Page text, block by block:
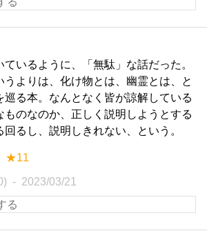
ているように、「無駄」な話だった。
うよりは、化け物とは、幽霊とは、と
巡る本。なんとなく皆が諒解している
ものなのか、正しく説明しようとする
回るし、説明しきれない、という。
★11
2023/03/21